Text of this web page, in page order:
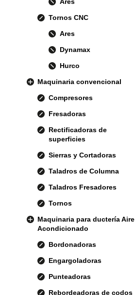
Tornos CNC
Ares
Dynamax
Hurco
Maquinaria convencional
Compresores
Fresadoras
Rectificadoras de
superficies
Sierras y Cortadoras
Taladros de Columna
Taladros Fresadores
Tornos
Maquinaria para ductería Aire
Acondicionado
Bordonadoras
Engargoladoras
Punteadoras
Rebordeadoras de codos